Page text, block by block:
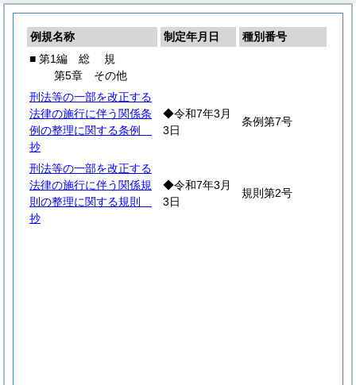
例規名称 制定年月日
種別番号
■ 第1編 総 規
第5章 その他
刑法等の一部を改正する
法律の施行に伴う関係条
例の整理に関する条例
抄
◆令和7年3月
3日
条例第7号
刑法等の一部を改正する
法律の施行に伴う関係規
則の整理に関する規則
抄
◆令和7年3月
3日
規則第2号